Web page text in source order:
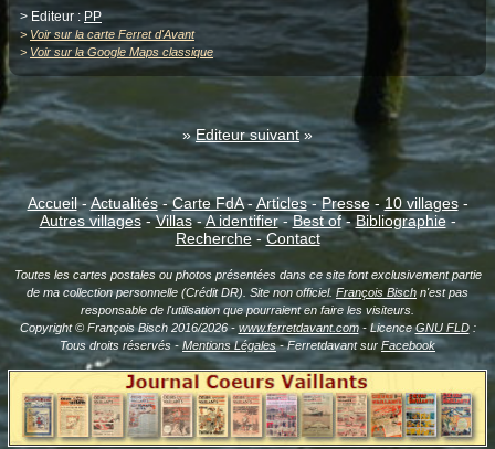
> Editeur : PP
> Voir sur la carte Ferret d'Avant
> Voir sur la Google Maps classique
»Editeur suivant»
Accueil-Actualités-Carte FdA-Articles-Presse- 10 villages-
Autres villages-Villas-A identifier-Best of-Bibliographie-
Recherche-Contact
Toutes les cartes postales ou photos présentées dans ce site font exclusivement partie
de ma collection personnelle (Crédit DR). Site non officiel. François Bisch n'est pas
responsable de l'utilisation que pourraient en faire les visiteurs.
Copyright © François Bisch 2016/2026 - www.ferretdavant.com- LicenceGNU FLD:
Tous droits réservés - Mentions Légales- Ferretdavant sur Facebook